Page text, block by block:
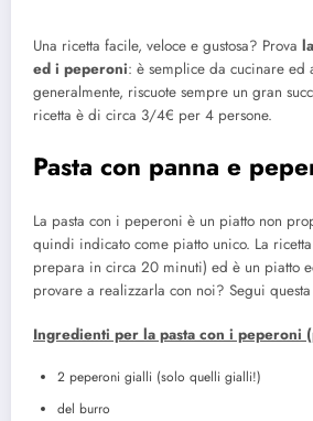
Una ricetta facile, veloce e gustosa? Prova
ed i peperoni: è semplice da cucinare ed
generalmente, riscuote sempre un gran
ricetta è di circa 3/4€ per 4 persone.
Pasta con panna e
La pasta con i peperoni è un piatto non
quindi indicato come piatto unico. La
prepara in circa 20 minuti) ed è un piatto
provare a realizzarla con noi? Segui
Ingredienti per la pasta con i peperoni
2 peperoni gialli (solo quelli gialli!)
del burro